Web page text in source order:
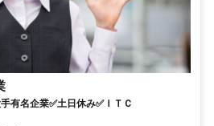
有名企業✅土日休み✅ＩＴＣ